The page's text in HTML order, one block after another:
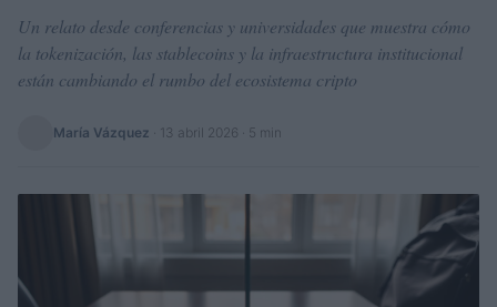
Un relato desde conferencias y universidades que muestra cómo
la tokenización, las stablecoins y la infraestructura institucional
están cambiando el rumbo del ecosistema cripto
María Vázquez 13 abril 2026 · 5 min